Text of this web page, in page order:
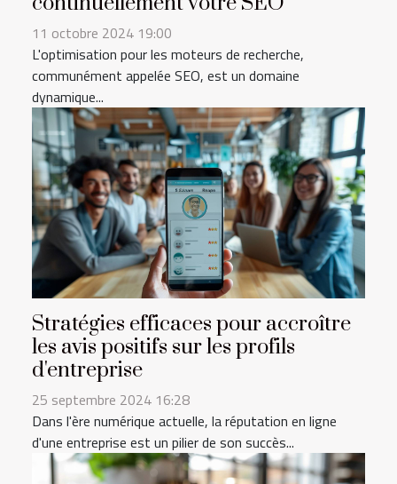
11 octobre 2024 19:00
L'optimisation pour les moteurs de recherche,
communément appelée SEO, est un domaine
dynamique...
Stratégies efficaces pour accroître
les avis positifs sur les profils
d'entreprise
25 septembre 2024 16:28
Dans l'ère numérique actuelle, la réputation en ligne
d'une entreprise est un pilier de son succès...